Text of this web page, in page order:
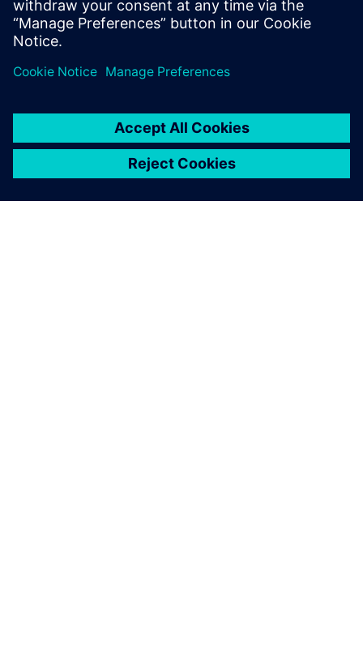
積んでいます。Puneetは、ペンシルバニア州立大学で機械
工学の博士号を取得。20以上の論文を執筆し、燃料電池
やバッテリーシステムの設計、運用戦略に関する7つの特
許を取得しています。